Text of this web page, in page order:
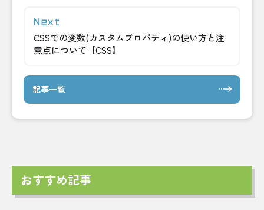
CSSでの変数(カスタムプロパティ)の使い方と注
意点について【CSS】
記事一覧
おすすめ記事